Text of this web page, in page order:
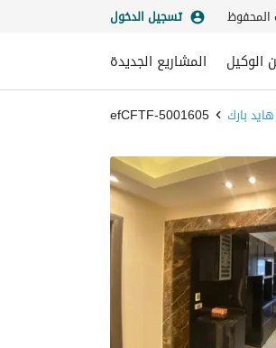
المحفوظ تسجيل الدخول
الوكيل المشاريع الجديدة
بارك 5001605-efCFTF